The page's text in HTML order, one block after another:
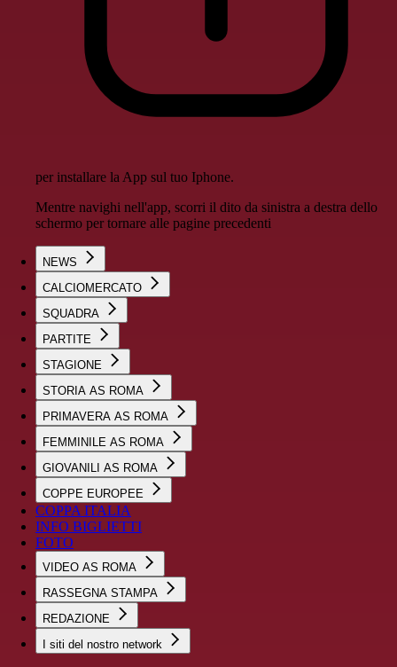
per installare la App sul tuo Iphone.
Mentre navighi nell'app, scorri il dito da sinistra a destra dello
schermo per tornare alle pagine precedenti
NEWS
CALCIOMERCATO
SQUADRA
PARTITE
STAGIONE
STORIA AS ROMA
PRIMAVERA AS ROMA
FEMMINILE AS ROMA
GIOVANILI AS ROMA
COPPE EUROPEE
COPPA ITALIA
INFO BIGLIETTI
FOTO
VIDEO AS ROMA
RASSEGNA STAMPA
REDAZIONE
I siti del nostro network